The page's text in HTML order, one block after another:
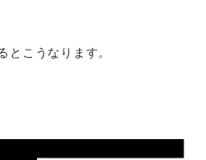
とこうなります。